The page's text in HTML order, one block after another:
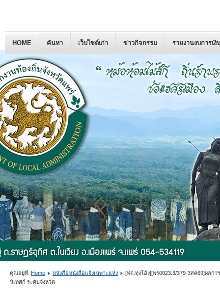
HOME ค้นหา เว็บไซต์เก่า ข่าวกิจกรรม รายงานงบการเงิ
คุณอยู่ที่: Home หนังสือหนังสือแจ้งเฉพาะแห่ง
[ทต.ทุ่งโฮ้ง][พร0023.3/379-3สค69]ผลก
นิเทศก์ ระดับจังหวัด